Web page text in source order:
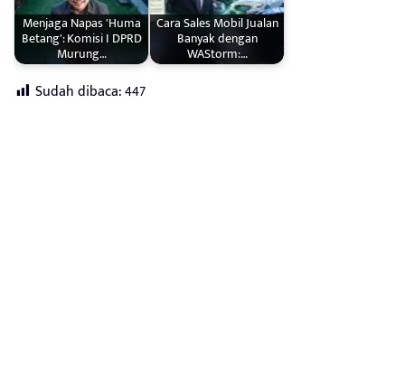
Menjaga Napas 'Huma
Betang': Komisi I DPRD
Murung…
Cara Sales Mobil Jualan
Banyak dengan
WAStorm:…
Sudah dibaca:447